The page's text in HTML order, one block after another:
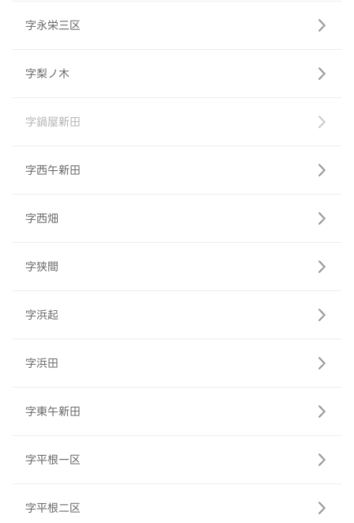
字永栄三区
字梨ノ木
字鍋屋新田
字西午新田
字西畑
字狭間
字浜起
字浜田
字東午新田
字平根一区
字平根二区